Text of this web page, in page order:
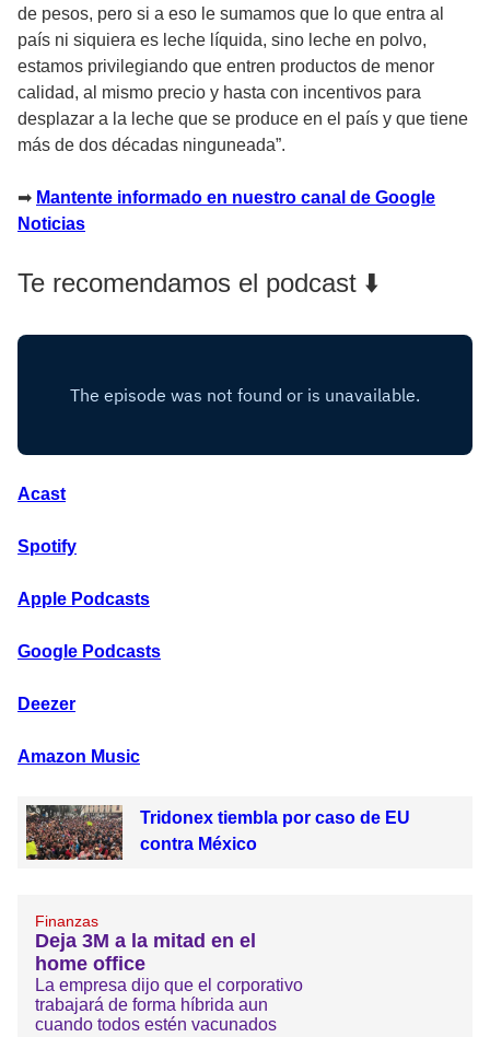
de pesos, pero si a eso le sumamos que lo que entra al
país ni siquiera es leche líquida, sino leche en polvo,
estamos privilegiando que entren productos de menor
calidad, al mismo precio y hasta con incentivos para
desplazar a la leche que se produce en el país y que tiene
más de dos décadas ninguneada”.
➡ Mantente informado en nuestro canal de Google
Noticias
Te recomendamos el podcast ⬇️
Acast
Spotify
Apple Podcasts
Google Podcasts
Deezer
Amazon Music
Tridonex tiembla por caso de EU
contra México
Finanzas
Deja 3M a la mitad en el
home office
La empresa dijo que el corporativo
trabajará de forma híbrida aun
cuando todos estén vacunados